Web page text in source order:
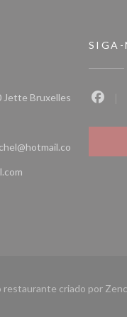
Jette Bruxelles((abre numa
SIGA-
criado por